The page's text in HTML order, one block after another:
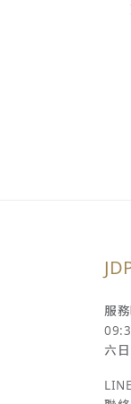
服
六